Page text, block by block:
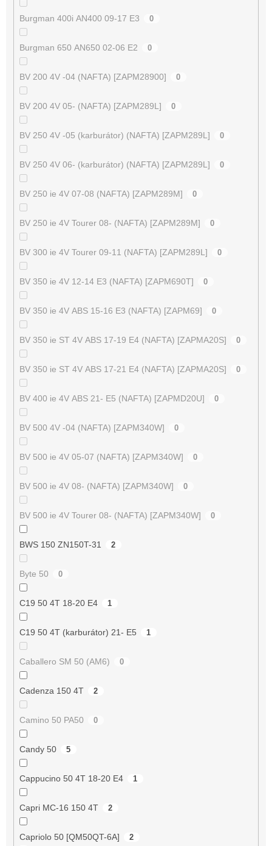
Burgman 400i AN400 09-17 E3 0
Burgman 650 AN650 02-06 E2 0
BV 200 4V -04 (NAFTA) [ZAPM28900] 0
BV 200 4V 05- (NAFTA) [ZAPM289L] 0
BV 250 4V -05 (karburátor) (NAFTA) [ZAPM289L] 0
BV 250 4V 06- (karburátor) (NAFTA) [ZAPM289L] 0
BV 250 ie 4V 07-08 (NAFTA) [ZAPM289M] 0
BV 250 ie 4V Tourer 08- (NAFTA) [ZAPM289M] 0
BV 300 ie 4V Tourer 09-11 (NAFTA) [ZAPM289L] 0
BV 350 ie 4V 12-14 E3 (NAFTA) [ZAPM690T] 0
BV 350 ie 4V ABS 15-16 E3 (NAFTA) [ZAPM69] 0
BV 350 ie ST 4V ABS 17-19 E4 (NAFTA) [ZAPMA20S] 0
BV 350 ie ST 4V ABS 17-21 E4 (NAFTA) [ZAPMA20S] 0
BV 400 ie 4V ABS 21- E5 (NAFTA) [ZAPMD20U] 0
BV 500 4V -04 (NAFTA) [ZAPM340W] 0
BV 500 ie 4V 05-07 (NAFTA) [ZAPM340W] 0
BV 500 ie 4V 08- (NAFTA) [ZAPM340W] 0
BV 500 ie 4V Tourer 08- (NAFTA) [ZAPM340W] 0
BWS 150 ZN150T-31 2
Byte 50 0
C19 50 4T 18-20 E4 1
C19 50 4T (karburátor) 21- E5 1
Caballero SM 50 (AM6) 0
Cadenza 150 4T 2
Camino 50 PA50 0
Candy 50 5
Cappucino 50 4T 18-20 E4 1
Capri MC-16 150 4T 2
Capriolo 50 [QM50QT-6A] 2